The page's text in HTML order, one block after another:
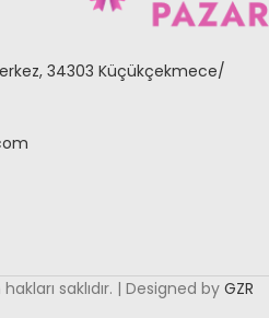
34303 Küçükçekmece/
saklıdır. | Designed by GZR